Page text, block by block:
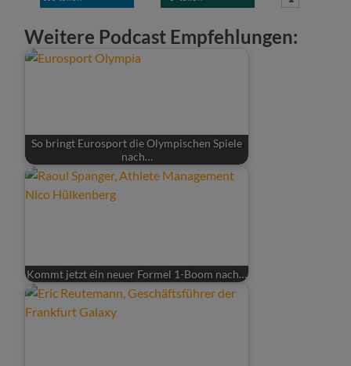
Weitere Podcast Empfehlungen:
So bringt Eurosport die Olympischen Spiele
nach…
Kommt jetzt ein neuer Formel 1-Boom nach…